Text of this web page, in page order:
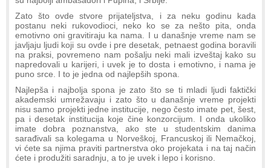
Zato što ovde stvore prijateljstva, i za neku godinu kada
postanu neki rukovodioci, neko ko se za nešto pita, onda
emotivno oni gravitiraju ka nama. I u današnje vreme nam se
javljaju ljudi koji su ovde i pre desetak, petnaest godina boravili
na praksi, povremeno nam pošalju neki mali izveštaj kako su
napredovali u karijeri, i uvek je to dosta i emotivno, i nama je
puno srce. I to je jedna od najlepših spona.
Najlepša i najbolja spona je zato što se ti mladi ljudi faktički
akademski umrežavaju i zato što u današnje vreme projekti
nisu samo projekti jedne institucije, nego često imate pet, šest,
pa i desetak institucija koje čine konzorcijum. I onda ukoliko
imate dobra poznanstva, ako ste u studentskim danima
sarađivali sa kolegama u Norveškoj, Francuskoj ili Nemačkoj,
vi ćete sa njima praviti partnerstva oko projekata i na taj način
ćete i produžiti saradnju, a to je uvek i lepo i korisno.